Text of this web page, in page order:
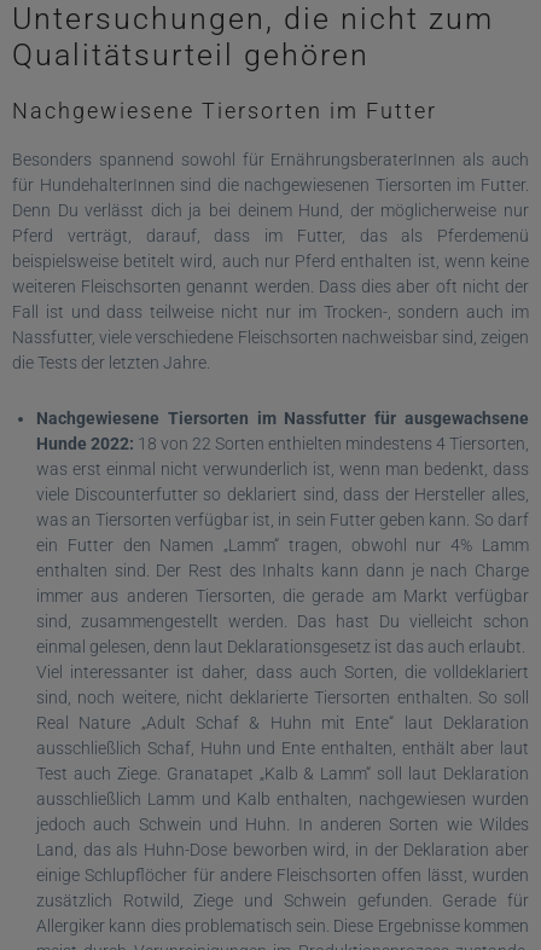
Untersuchungen, die nicht zum
Qualitätsurteil gehören
Nachgewiesene Tiersorten im Futter
Besonders spannend sowohl für ErnährungsberaterInnen als auch
für HundehalterInnen sind die nachgewiesenen Tiersorten im Futter.
Denn Du verlässt dich ja bei deinem Hund, der möglicherweise nur
Pferd verträgt, darauf, dass im Futter, das als Pferdemenü
beispielsweise betitelt wird, auch nur Pferd enthalten ist, wenn keine
weiteren Fleischsorten genannt werden. Dass dies aber oft nicht der
Fall ist und dass teilweise nicht nur im Trocken-, sondern auch im
Nassfutter, viele verschiedene Fleischsorten nachweisbar sind, zeigen
die Tests der letzten Jahre.
Nachgewiesene Tiersorten im Nassfutter für ausgewachsene
Hunde 2022: 18 von 22 Sorten enthielten mindestens 4 Tiersorten,
was erst einmal nicht verwunderlich ist, wenn man bedenkt, dass
viele Discounterfutter so deklariert sind, dass der Hersteller alles,
was an Tiersorten verfügbar ist, in sein Futter geben kann. So darf
ein Futter den Namen „Lamm“ tragen, obwohl nur 4% Lamm
enthalten sind. Der Rest des Inhalts kann dann je nach Charge
immer aus anderen Tiersorten, die gerade am Markt verfügbar
sind, zusammengestellt werden. Das hast Du vielleicht schon
einmal gelesen, denn laut Deklarationsgesetz ist das auch erlaubt.
Viel interessanter ist daher, dass auch Sorten, die volldeklariert
sind, noch weitere, nicht deklarierte Tiersorten enthalten. So soll
Real Nature „Adult Schaf & Huhn mit Ente“ laut Deklaration
ausschließlich Schaf, Huhn und Ente enthalten, enthält aber laut
Test auch Ziege. Granatapet „Kalb & Lamm“ soll laut Deklaration
ausschließlich Lamm und Kalb enthalten, nachgewiesen wurden
jedoch auch Schwein und Huhn. In anderen Sorten wie Wildes
Land, das als Huhn-Dose beworben wird, in der Deklaration aber
einige Schlupflöcher für andere Fleischsorten offen lässt, wurden
zusätzlich Rotwild, Ziege und Schwein gefunden. Gerade für
Allergiker kann dies problematisch sein. Diese Ergebnisse kommen